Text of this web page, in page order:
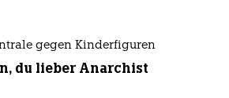
gegen Kinderfiguren
du lieber Anarchist